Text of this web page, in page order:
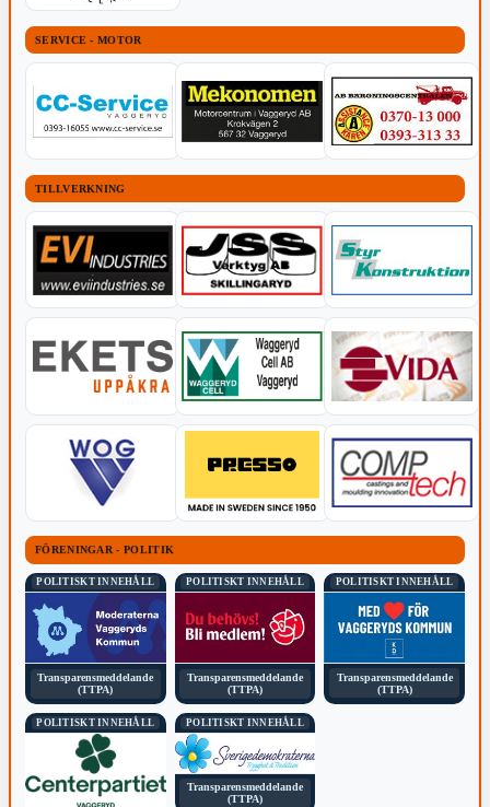
SERVICE - MOTOR
TILLVERKNING
FÖRENINGAR - POLITIK
POLITISKT INNEHÅLL
Transparensmeddelande
(TTPA)
POLITISKT INNEHÅLL
Transparensmeddelande
(TTPA)
POLITISKT INNEHÅLL
Transparensmeddelande
(TTPA)
POLITISKT INNEHÅLL POLITISKT INNEHÅLL
Transparensmeddelande
(TTPA)